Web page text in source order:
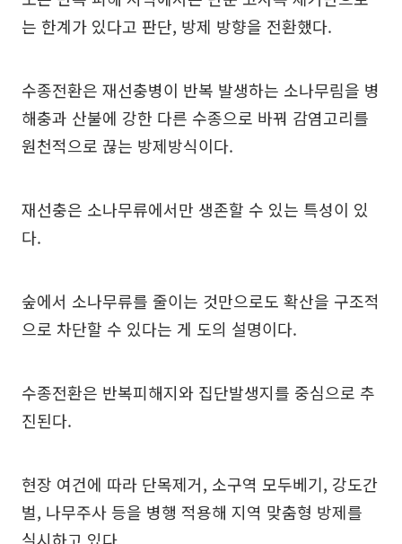
는 한계가 있다고 판단, 방제 방향을 전환했다.
수종전환은 재선충병이 반복 발생하는 소나무림을 병
해충과 산불에 강한 다른 수종으로 바꿔 감염고리를
원천적으로 끊는 방제방식이다.
재선충은 소나무류에서만 생존할 수 있는 특성이 있
다.
숲에서 소나무류를 줄이는 것만으로도 확산을 구조적
으로 차단할 수 있다는 게 도의 설명이다.
수종전환은 반복피해지와 집단발생지를 중심으로 추
진된다.
현장 여건에 따라 단목제거, 소구역 모두베기, 강도간
벌, 나무주사 등을 병행 적용해 지역 맞춤형 방제를